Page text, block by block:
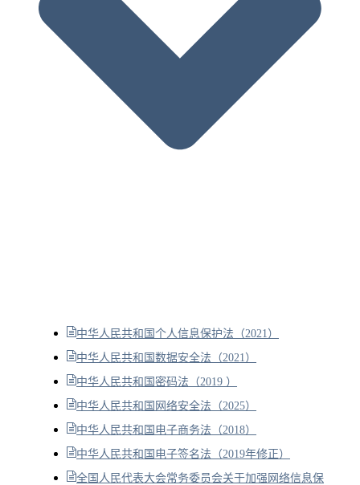
中华人民共和国个人信息保护法（2021）
中华人民共和国数据安全法（2021）
中华人民共和国密码法（2019 ）
中华人民共和国网络安全法（2025）
中华人民共和国电子商务法（2018）
中华人民共和国电子签名法（2019年修正）
全国人民代表大会常务委员会关于加强网络信息保